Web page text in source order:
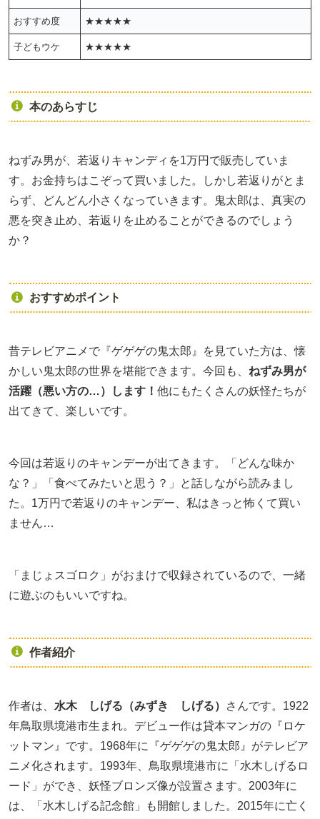
おすすめ度 ★★★★★
子どもウケ ★★★★★
本のあらすじ
ねずみ男が、若返りキャンディを1万円で販売していま
す。お金持ちはこぞって買いました。しかし若返りがとま
らず、どんどん小さくなっていきます。鬼太郎は、真実の
悪を突き止め、若返りを止めることができるのでしょう
か？
おすすめポイント
昔テレビアニメで『ゲゲゲの鬼太郎』を見ていた方は、懐
かしい鬼太郎の世界を堪能できます。今回も、 ねずみ男が
活躍（悪い方の…）します！ 他にもたくさんの妖怪たちが
出てきて、楽しいです。
今回は若返りのキャンデーが出てきます。「どんな味か
な？」「食べてみたいと思う？」と話しながら読みまし
た。1万円で若返りのキャンデー、私はきっと怖くて買い
ません…
「まじょスゴロク」がおまけで収録されているので、一緒
に遊ぶのもいいですね。
作者紹介
作者は、 水木 しげる（みずき しげる）
さんです。1922
年鳥取県境港市生まれ。デビュー作は貸本マンガの『ロケ
ットマン』です。1968年に『ゲゲゲの鬼太郎』がテレビア
ニメ化されます。1993年、鳥取県境港市に「水木しげるロ
ード」ができ、妖怪ブロンズ像が設置さます。2003年に
は、「水木しげる記念館」も開館しました。2015年に亡く